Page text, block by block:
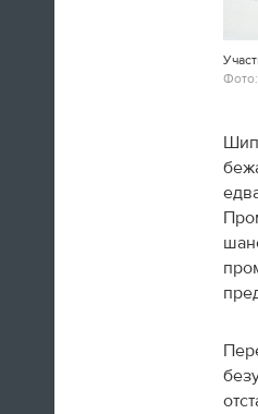
заиграла знаменитая
Пахмутовой, под
улетал в 1980 году,
Дескать, про деда
- тогда он загасил
неспортивные итоги